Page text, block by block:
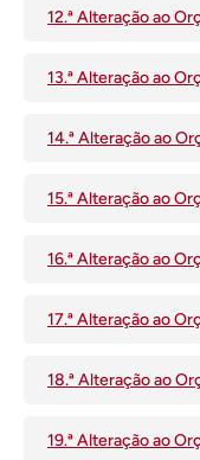
12.ª Alteração ao
13.ª Alteração ao
14.ª Alteração ao
15.ª Alteração ao
16.ª Alteração ao
17.ª Alteração ao
18.ª Alteração ao
19.ª Alteração ao